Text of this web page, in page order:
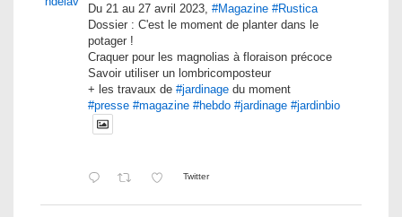
Du 21 au 27 avril 2023, #Magazine #Rustica
Dossier : C'est le moment de planter dans le
potager !
Craquer pour les magnolias à floraison précoce
Savoir utiliser un lombricomposteur
+ les travaux de #jardinage du moment
#presse #magazine #hebdo #jardinage #jardinbio
Twitter